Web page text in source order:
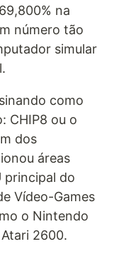
na
número tão
simular
como
CHIP8 ou o
dos
áreas
principal do
Vídeo-Games
o Nintendo
2600.